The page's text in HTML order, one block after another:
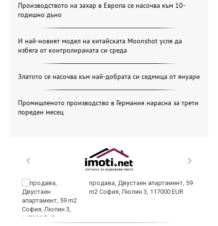
Производството на захар в Европа се насочва към 10-
годишно дъно
И най-новият модел на китайската Moonshot успя да
избяга от контролираната си среда
Златото се насочва към най-добрата си седмица от януари
Промишленото производство в Германия нарасна за трети
пореден месец
продава, Двустаен апартамент, 59
m2 София, Люлин 3, 117000 EUR